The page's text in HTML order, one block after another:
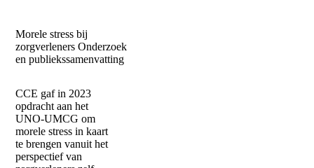
Morele stress bij
zorgverleners Onderzoek
en publiekssamenvatting
CCE gaf in 2023
opdracht aan het
UNO-UMCG om
morele stress in kaart
te brengen vanuit het
perspectief van